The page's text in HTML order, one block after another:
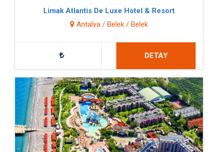
Limak Atlantis De Luxe Hotel & Resort
Antalya / Belek / Belek
DETAY